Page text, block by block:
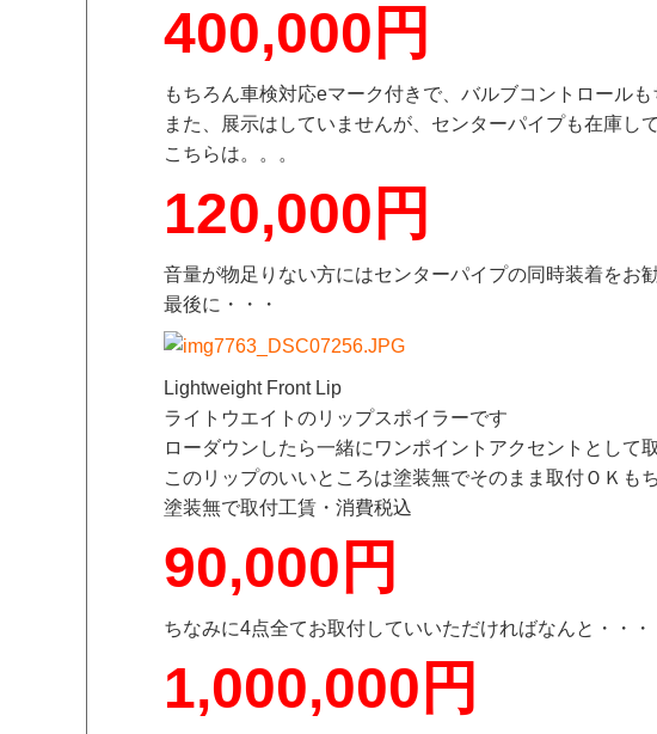
400,000円
もちろん車検対応eマーク付きで、バルブコントロール
また、展示はしていませんが、センターパイプも在庫し
こちらは。。。
120,000円
音量が物足りない方にはセンターパイプの同時装着をお
最後に・・・
Lightweight Front Lip
ライトウエイトのリップスポイラーです
ローダウンしたら一緒にワンポイントアクセントとして
このリップのいいところは塗装無でそのまま取付ＯＫも
塗装無で取付工賃・消費税込
90,000円
ちなみに4点全てお取付していいただければなんと・・・
1,000,000円